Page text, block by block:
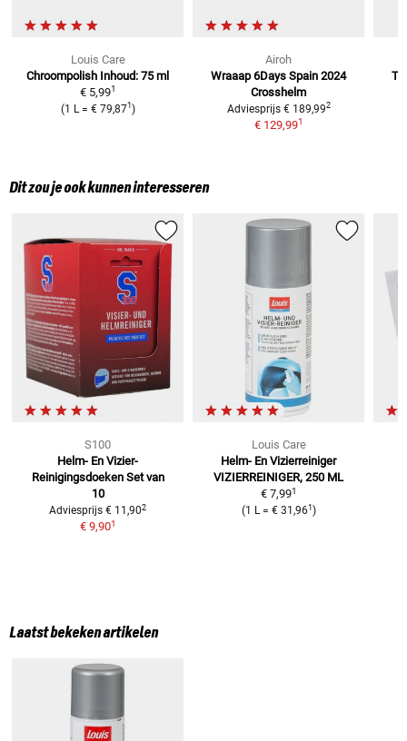
Louis Care
Chroompolish Inhoud: 75 ml
€ 5,991
(1 L = € 79,871 )
Airoh
Wraaap 6Days Spain 2024
Crosshelm
Adviesprijs € 189,992
€ 129,991
Dit zou je ook kunnen interesseren
S100
Helm- En Vizier-
Reinigingsdoeken Set van
10
Adviesprijs € 11,902
€ 9,901
Louis Care
Helm- En Vizierreiniger
VIZIERREINIGER, 250 ML
€ 7,991
(1 L= € 31,961 )
Laatst bekeken artikelen